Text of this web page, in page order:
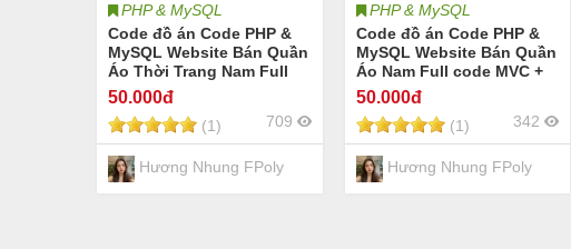
PHP & MySQL
Code đồ án Code PHP &
MySQL Website Bán Quần
Áo Thời Trang Nam Full
code MVC + Database
50.000đ
(1) 709
Hương Nhung FPoly
PHP & MySQL
Code đồ án Code PHP &
MySQL Website Bán Quần
Áo Nam Full code MVC +
Database
50.000đ
(1) 342
Hương Nhung FPoly